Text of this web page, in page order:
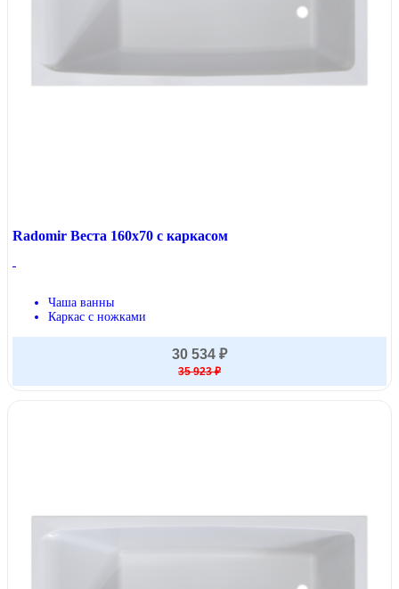
Radomir Веста 160x70 с каркасом
Чаша ванны
Каркас с ножками
30 534 ₽
35 923 ₽